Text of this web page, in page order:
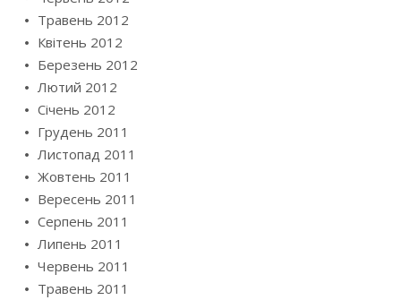
Травень 2012
Квітень 2012
Березень 2012
Лютий 2012
Січень 2012
Грудень 2011
Листопад 2011
Жовтень 2011
Вересень 2011
Серпень 2011
Липень 2011
Червень 2011
Травень 2011